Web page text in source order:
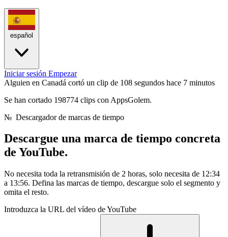
español
Iniciar sesión Empezar
Alguien en Canadá cortó un clip de 108 segundos hace 7 minutos
Se han cortado 198774 clips con AppsGolem.
№ Descargador de marcas de tiempo
Descargue una marca de tiempo concreta
de YouTube.
No necesita toda la retransmisión de 2 horas, solo necesita de 12:34
a 13:56. Defina las marcas de tiempo, descargue solo el segmento y
omita el resto.
Introduzca la URL del vídeo de YouTube